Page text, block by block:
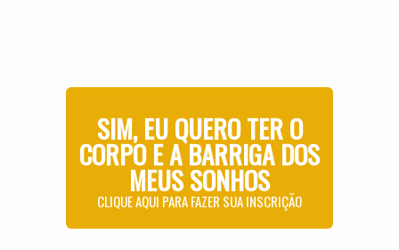
SIM, EU QUERO TER O
CORPO E A BARRIGA DOS
MEUS SONHOS
CLIQUE AQUI PARA FAZER SUA INSCRIÇÃO